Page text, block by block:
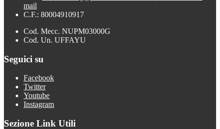
mail
C.F.: 80004910917
Cod. Mecc. NUPM03000G
Cod. Un. UFFAYU
Seguici su
Facebook
Twitter
Youtube
Instagram
Sezione Link Utili